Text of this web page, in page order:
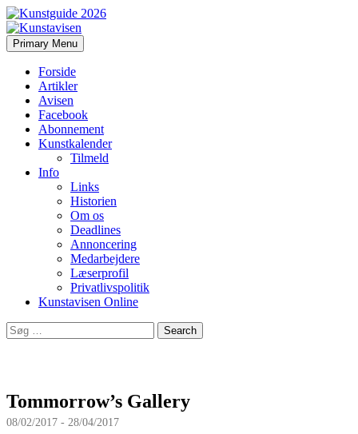
Kunstavisen
Search
Primary Menu Skip
to
Forside
Artikler
Avisen
Facebook
Abonnement
Kunstkalender
Tilmeld
Info
Links
Historien
Om os
Deadlines
Annoncering
Medarbejdere
Læserprofil
Privatlivspolitik
Kunstavisen Online
Search
for:
Tommorrow’s Gallery
08/02/2017 - 28/04/2017